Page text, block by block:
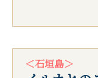
＜石垣島＞